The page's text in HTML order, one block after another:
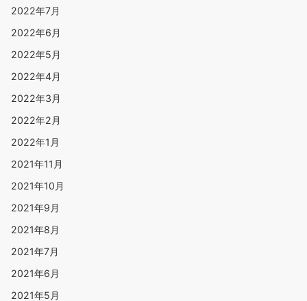
2022年7月
2022年6月
2022年5月
2022年4月
2022年3月
2022年2月
2022年1月
2021年11月
2021年10月
2021年9月
2021年8月
2021年7月
2021年6月
2021年5月